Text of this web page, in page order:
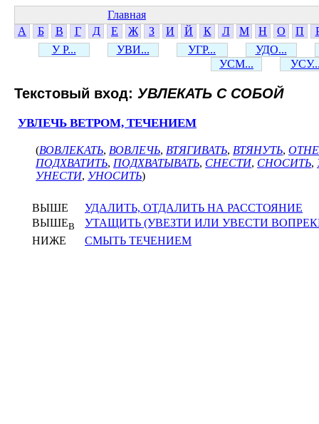
Главная
А
Б В Г Д Е Ж З И Й К Л М Н О П
У Р...
УВИ... УГР...
УДО...
УСМ...
Текстовый вход: УВЛЕКАТЬ С СОБОЙ
УВЛЕЧЬ ВЕТРОМ, ТЕЧЕНИЕМ
(ВОВЛЕКАТЬ, ВОВЛЕЧЬ, ВТЯГИВАТЬ, ВТЯНУТЬ,
ПОДХВАТИТЬ, ПОДХВАТЫВАТЬ, СНЕСТИ, СНОСИТЬ,
УНЕСТИ, УНОСИТЬ)
ВЫШЕ
УДАЛИТЬ, ОТДАЛИТЬ НА РАССТОЯНИЕ
ВЫШЕВ
УТАЩИТЬ (УВЕЗТИ ИЛИ УВЕСТИ
НИЖЕ
СМЫТЬ ТЕЧЕНИЕМ